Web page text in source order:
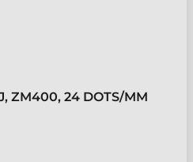
ZM400, 24 DOTS/MM